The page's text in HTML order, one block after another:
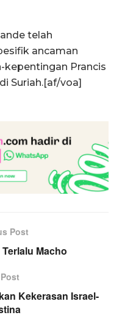
telah
ancaman
Prancis
Suriah.[af/voa]
Post
Macho
Kekerasan Israel-